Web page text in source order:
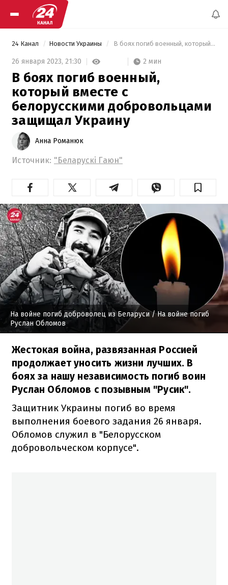
24 Канал Новости Украины В боях погиб военный, который вместе с белорусскими добровольцами защищал Украину
26 января 2023, 21:30 2 мин
В боях погиб военный,
который вместе с
белорусскими добровольцами
защищал Украину
Анна Романюк
Источник: "Беларускі Гаюн"
На войне погиб доброволец из Беларуси/ На войне погиб
Руслан Обломов
Жестокая война, развязанная Россией
продолжает уносить жизни лучших. В
боях за нашу независимость погиб воин
Руслан Обломов с позывным "Русик".
Защитник Украины погиб во время
выполнения боевого задания 26 января.
Обломов служил в "Белорусском
добровольческом корпусе".